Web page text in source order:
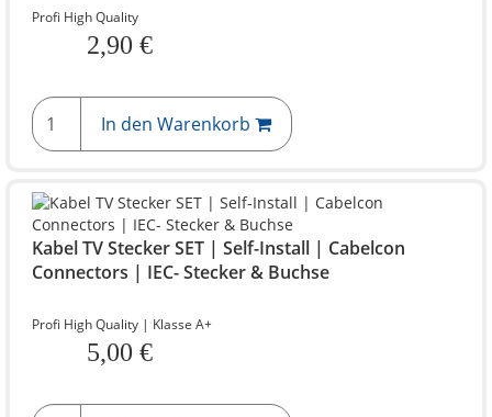
Profi High Quality
2,90 €
In den Warenkorb
Kabel TV Stecker SET | Self-Install | Cabelcon
Connectors | IEC- Stecker & Buchse
Profi High Quality | Klasse A+
5,00 €